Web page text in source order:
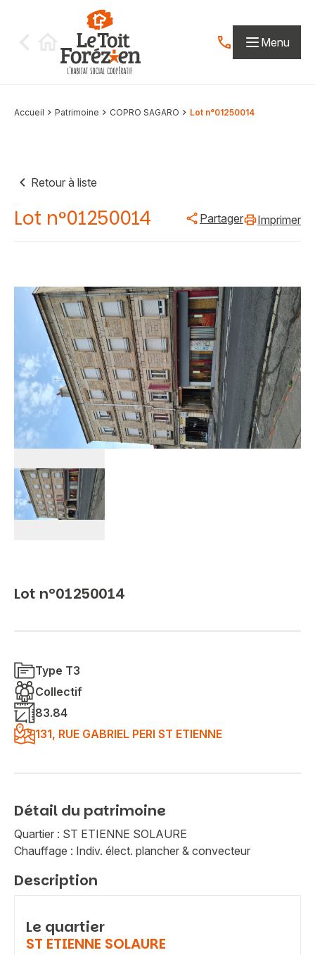
Contactez-nous
Menu
Accueil Patrimoine COPRO SAGARO Lot n°01250014
Retour à liste
Lot n°01250014 Partager Imprimer
Lot n°01250014
Type T3
Collectif
83.84
131, RUE GABRIEL PERI ST ETIENNE
Détail du patrimoine
Quartier : ST ETIENNE SOLAURE
Chauffage : Indiv. élect. plancher & convecteur
Description
Le quartier
ST ETIENNE SOLAURE